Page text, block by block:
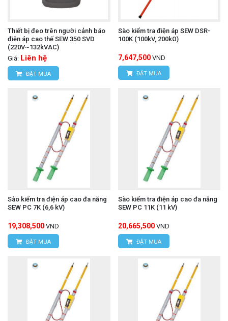
Thiết bị đeo trên người cảnh báo
điện áp cao thế SEW 350 SVD
(220V~132kVAC)
Giá: Liên hệ
ĐẶT MUA
Sào kiểm tra điện áp SEW DSR-
100K (100kV, 200kΩ)
7,647,500 VND
ĐẶT MUA
Sào kiểm tra điện áp cao đa năng
SEW PC 7K (6,6 kV)
19,308,500 VND
ĐẶT MUA
Sào kiểm tra điện áp cao đa năng
SEW PC 11K (11 kV)
20,665,500 VND
ĐẶT MUA